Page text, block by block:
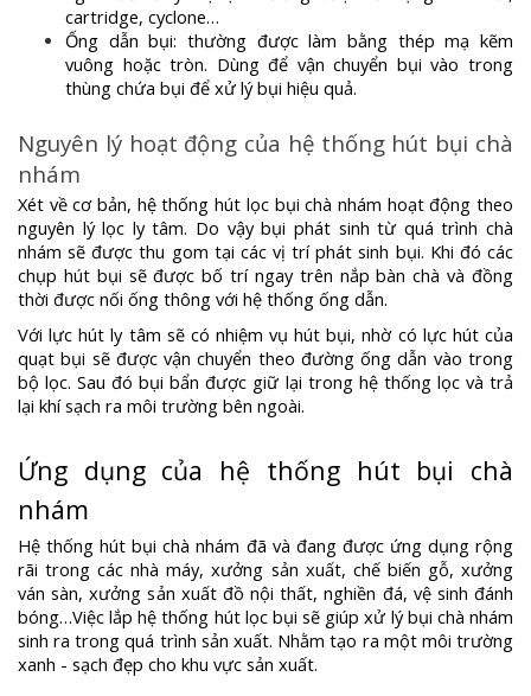
cartridge, cyclone…
Ống dẫn bụi: thường được làm bằng thép mạ kẽm
vuông hoặc tròn. Dùng để vận chuyển bụi vào trong
thùng chứa bụi để xử lý bụi hiệu quả.
Nguyên lý hoạt động của hệ thống hút bụi chà
nhám
Xét về cơ bản, hệ thống hút lọc bụi chà nhám hoạt động theo
nguyên lý lọc ly tâm. Do vậy bụi phát sinh từ quá trình chà
nhám sẽ được thu gom tại các vị trí phát sinh bụi. Khi đó các
chụp hút bụi sẽ được bố trí ngay trên nắp bàn chà và đồng
thời được nối ống thông với hệ thống ống dẫn.
Với lực hút ly tâm sẽ có nhiệm vụ hút bụi, nhờ có lực hút của
quạt bụi sẽ được vận chuyển theo đường ống dẫn vào trong
bộ lọc. Sau đó bụi bẩn được giữ lại trong hệ thống lọc và trả
lại khí sạch ra môi trường bên ngoài.
Ứng dụng của hệ thống hút bụi chà
nhám
Hệ thống hút bụi chà nhám đã và đang được ứng dụng rộng
rãi trong các nhà máy, xưởng sản xuất, chế biến gỗ, xưởng
ván sàn, xưởng sản xuất đồ nội thất, nghiền đá, vệ sinh đánh
bóng…Việc lắp hệ thống hút lọc bụi sẽ giúp xử lý bụi chà nhám
sinh ra trong quá trình sản xuất. Nhằm tạo ra một môi trường
xanh - sạch đẹp cho khu vực sản xuất.